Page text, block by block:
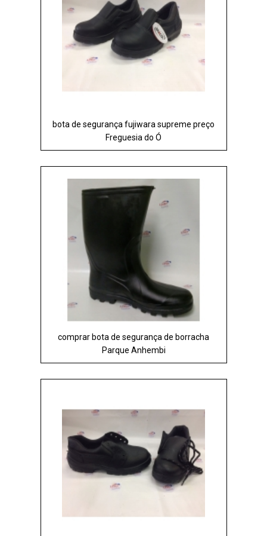
bota de segurança fujiwara supreme preço
Freguesia do Ó
comprar bota de segurança de borracha
Parque Anhembi